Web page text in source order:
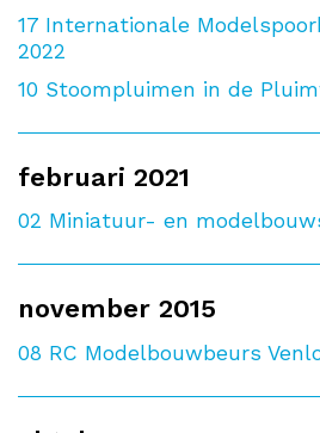
17 Internationale
2022
10 Stoompluimen in de
februari 2021
02 Miniatuur- en
november 2015
08 RC Modelbouwbeurs